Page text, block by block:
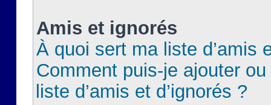
Amis et ignorés
À quoi sert ma liste d’amis
Comment puis-je ajouter
liste d’amis et d’ignorés ?